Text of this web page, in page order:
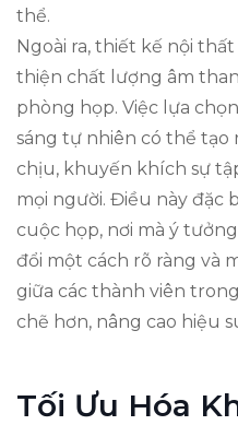
thể.
Ngoài ra, thiết kế nội
thiện chất lượng âm
phòng họp. Việc lựa
sáng tự nhiên có thể
chịu, khuyến khích sự
mọi người. Điều này đặc
cuộc họp, nơi mà ý
đổi một cách rõ ràng và
giữa các thành viên
chẽ hơn, nâng cao hiệu
Tối Ưu Hóa